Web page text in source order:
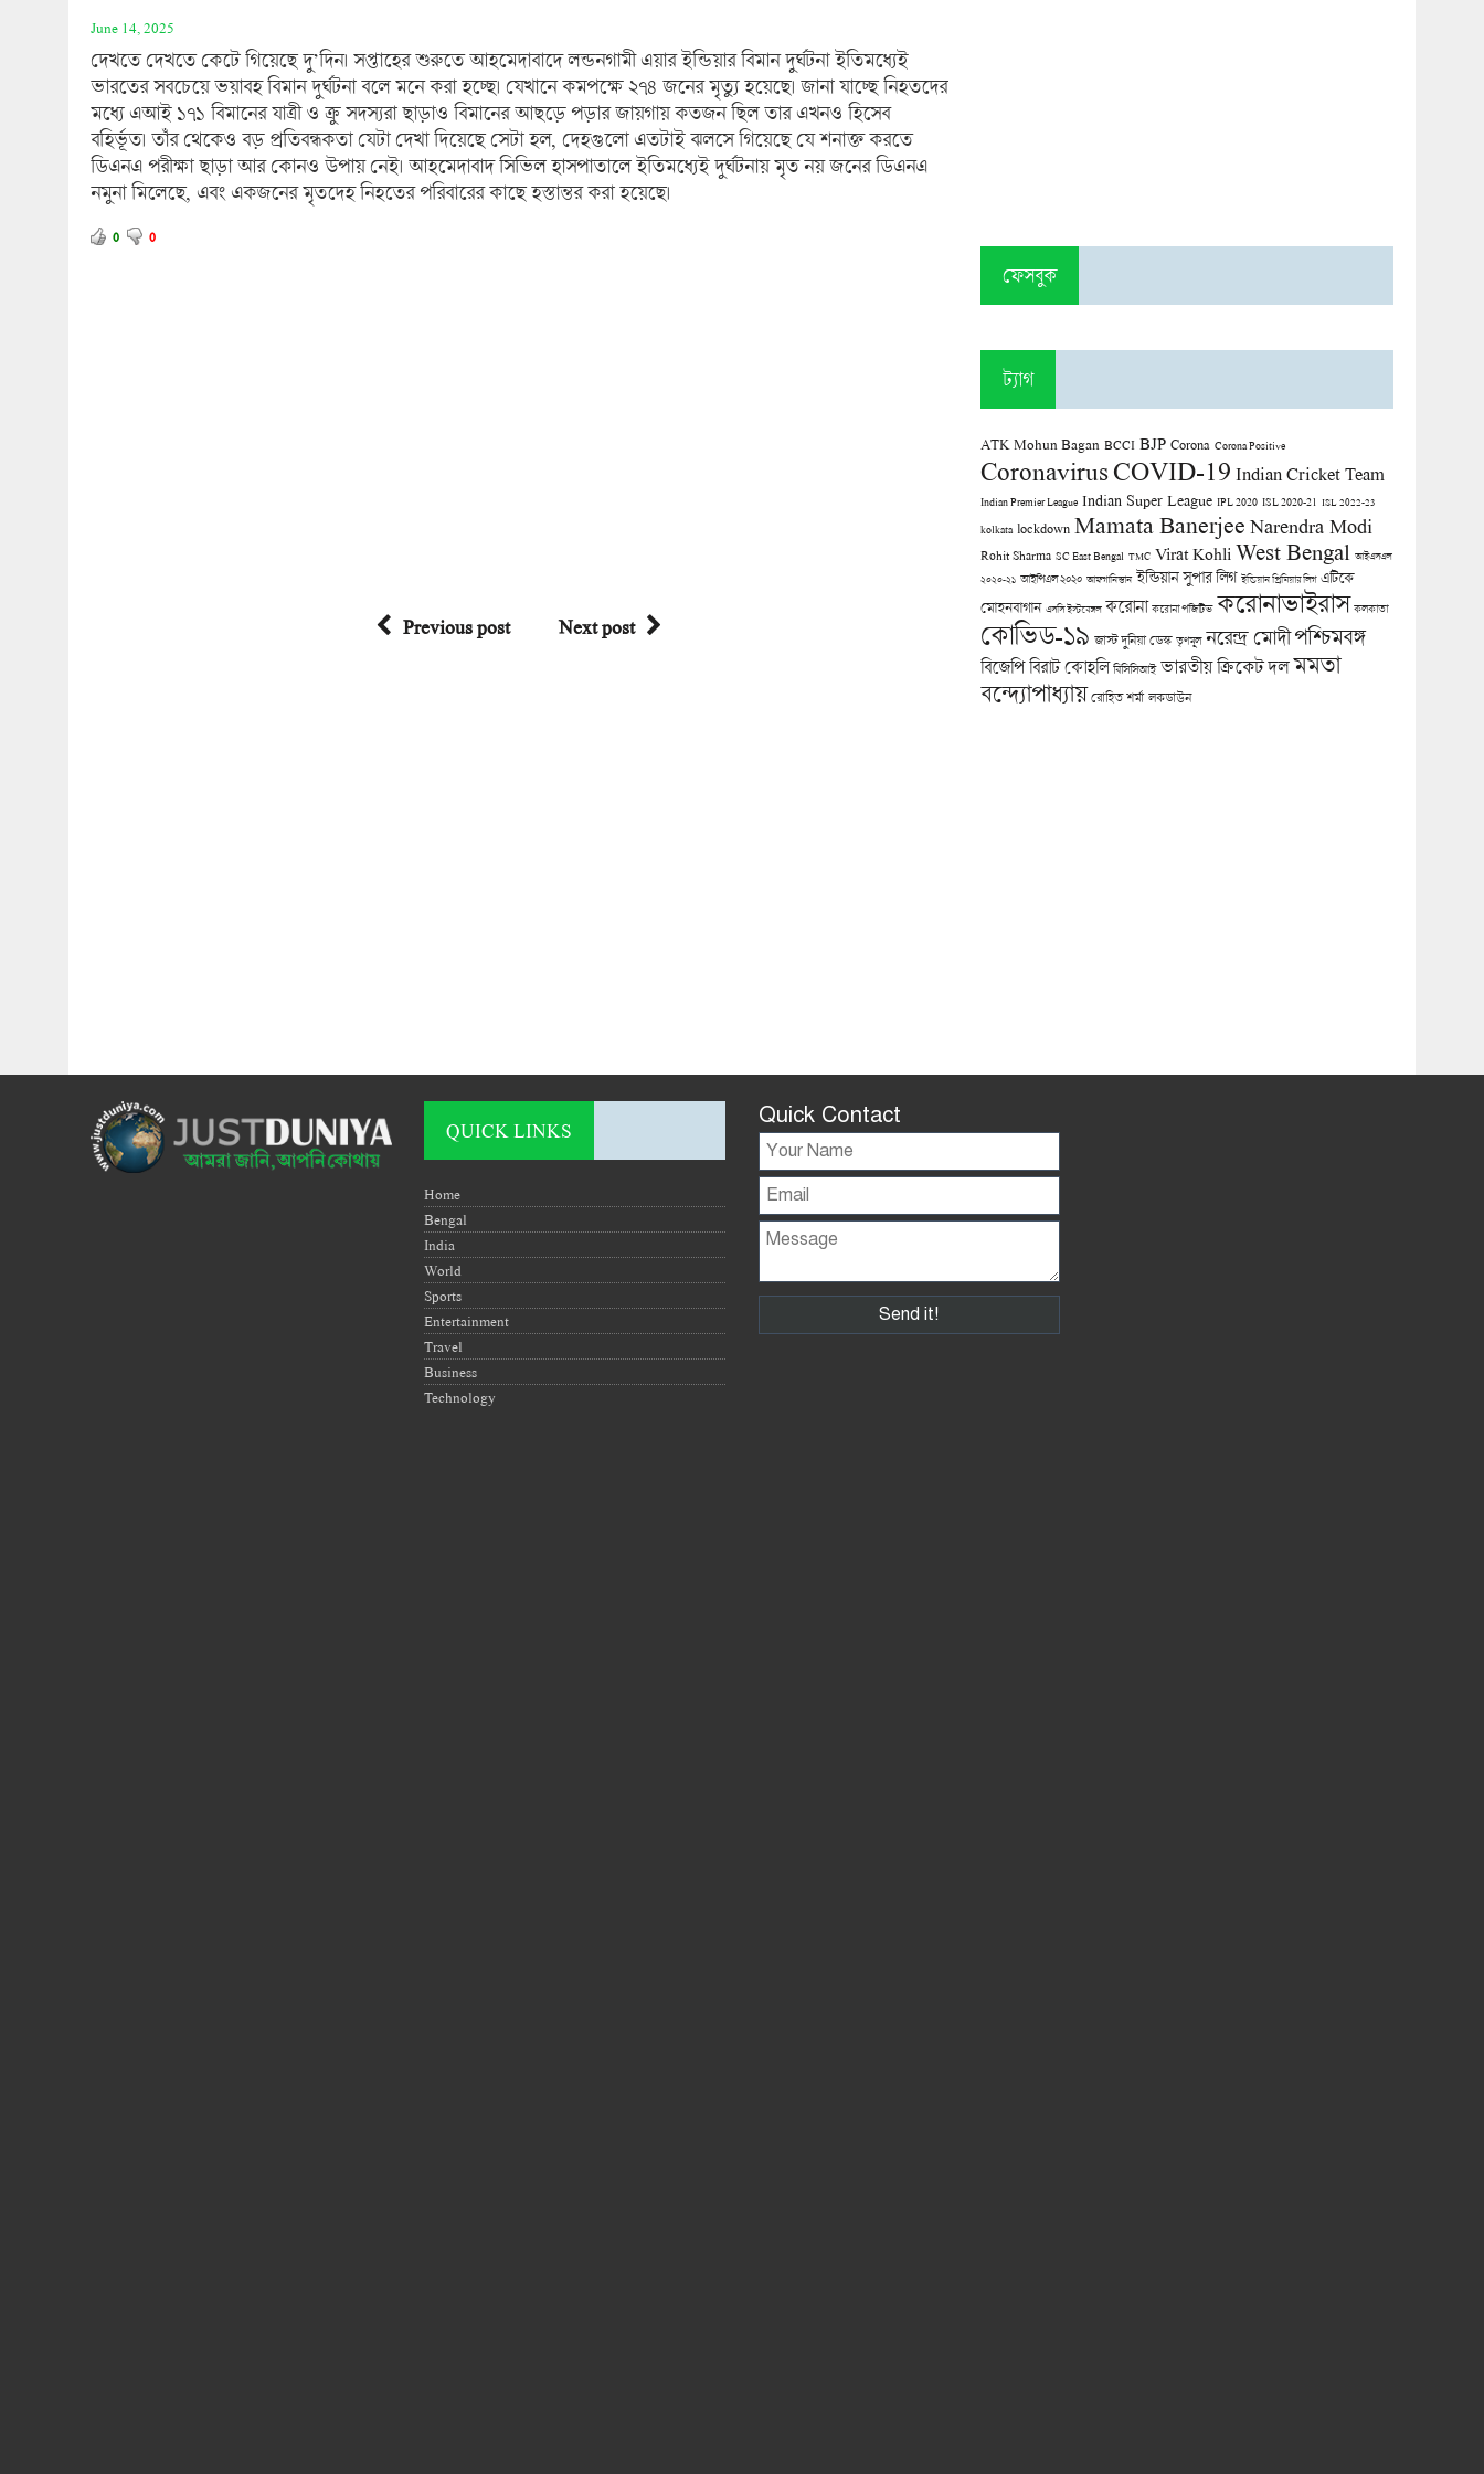
June 14, 2025
দেখতে দেখতে কেটে গিয়েছে দু’দিন। সপ্তাহের শুরুতে আহমেদাবাদে লন্ডনগামী এয়ার ইন্ডিয়ার বিমান দুর্ঘটনা ইতিমধ্যেই
ভারতের সবচেয়ে ভয়াবহ বিমান দুর্ঘটনা বলে মনে করা হচ্ছে। যেখানে কমপক্ষে ২৭৪ জনের মৃত্যু হয়েছে। জানা যাচ্ছে নিহতদের
মধ্যে এআই ১৭১ বিমানের যাত্রী ও ক্রু সদস্যরা ছাড়াও বিমানের আছড়ে পড়ার জায়গায় কতজন ছিল তার এখনও হিসেব
বহির্ভূত। তাঁর থেকেও বড় প্রতিবন্ধকতা যেটা দেখা দিয়েছে সেটা হল, দেহগুলো এতটাই ঝলসে গিয়েছে যে শনাক্ত করতে
ডিএনএ পরীক্ষা ছাড়া আর কোনও উপায় নেই। আহমেদাবাদ সিভিল হাসপাতালে ইতিমধ্যেই দুর্ঘটনায় মৃত নয় জনের ডিএনএ
নমুনা মিলেছে, এবং একজনের মৃতদেহ নিহতের পরিবারের কাছে হস্তান্তর করা হয়েছে।
0 0
Previous post Next post
ফেসবুক
ট্যাগ
ATK Mohun Bagan BCCI BJP Corona Corona Positive
CoronavirusCOVID-19 Indian Cricket Team
Indian Premier League Indian Super League IPL 2020 ISL 2020-21 ISL 2022-23
kolkata lockdown Mamata Banerjee Narendra Modi
Rohit Sharma SC East Bengal TMC Virat Kohli West Bengal আইএসএল
২০২০-২১ আইপিএল ২০২০ আফগানিস্তান ইন্ডিয়ান সুপার লিগ ইন্ডিয়ান প্রিমিয়ার লিগ এটিকে
মোহনবাগান এসসি ইস্টবেঙ্গল করোনা করোনা পজিটিভ করোনাভাইরাস কলকাতা
কোভিড-১৯ জাস্ট দুনিয়া ডেস্ক তৃণমূল নরেন্দ্র মোদী পশ্চিমবঙ্গ
বিজেপি বিরাট কোহলি বিসিসিআই ভারতীয় ক্রিকেট দল মমতা
বন্দ্যোপাধ্যায় রোহিত শর্মা লকডাউন
QUICK LINKS
Home
Bengal
India
World
Sports
Entertainment
Travel
Business
Technology
Quick Contact